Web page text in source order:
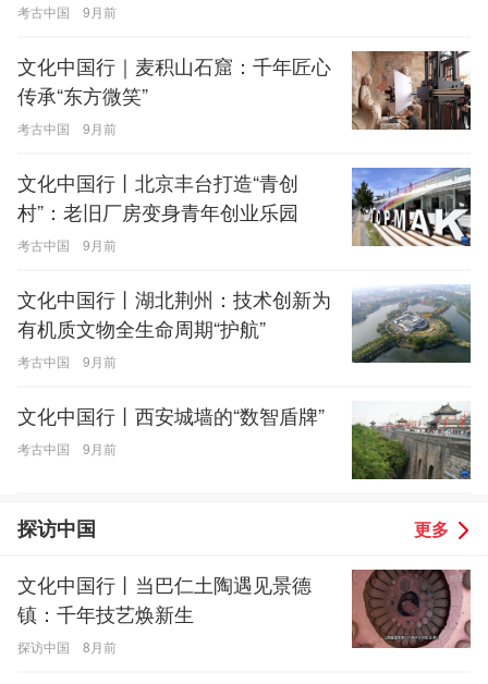
考古中国 9月前
文化中国行｜麦积山石窟：千年匠心
传承“东方微笑”
考古中国 9月前
文化中国行丨北京丰台打造“青创
村”：老旧厂房变身青年创业乐园
考古中国 9月前
文化中国行丨湖北荆州：技术创新为
有机质文物全生命周期“护航”
考古中国 9月前
文化中国行丨西安城墙的“数智盾牌”
考古中国 9月前
探访中国 更多
文化中国行丨当巴仁土陶遇见景德
镇：千年技艺焕新生
探访中国 8月前